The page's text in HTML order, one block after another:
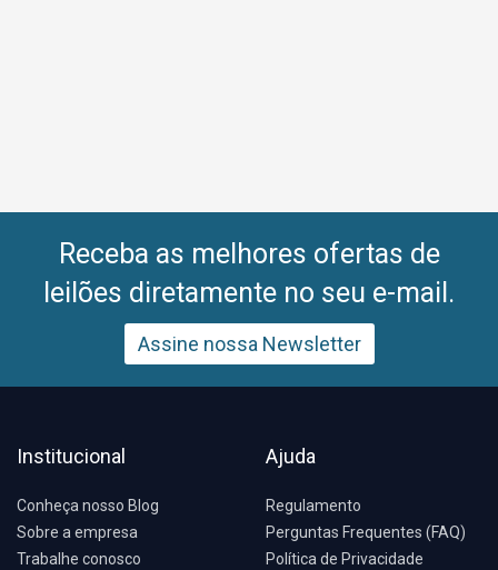
Receba as melhores ofertas de
leilões diretamente no seu e-mail.
Assine nossa Newsletter
Institucional
Conheça nosso Blog
Sobre a empresa
Trabalhe conosco
Ajuda
Regulamento
Perguntas Frequentes (FAQ)
Política de Privacidade